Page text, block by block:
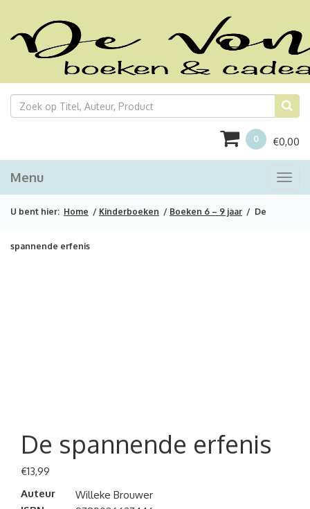
0 €0,00
Menu
U bent hier: Home / Kinderboeken / Boeken 6 – 9 jaar / De
spannende erfenis
De spannende erfenis
€13,99
Auteur
Willeke Brouwer